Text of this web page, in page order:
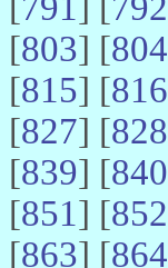
[803] [804
[815] [816
[827] [828
[839] [840
[851] [852
[863] [864